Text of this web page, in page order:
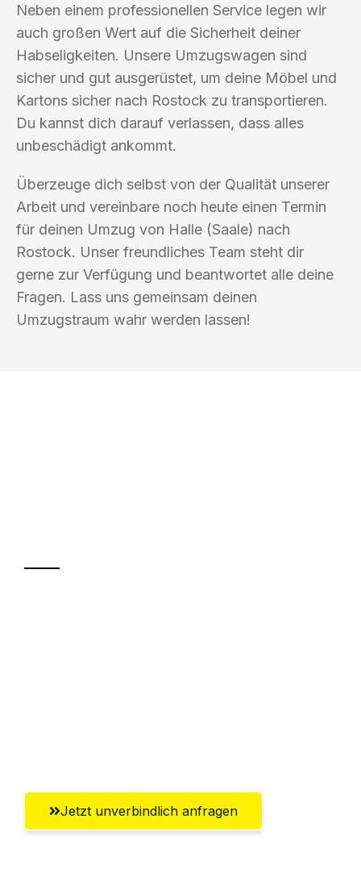
Neben einem professionellen Service legen wir
auch großen Wert auf die Sicherheit deiner
Habseligkeiten. Unsere Umzugswagen sind
sicher und gut ausgerüstet, um deine Möbel und
Kartons sicher nach Rostock zu transportieren.
Du kannst dich darauf verlassen, dass alles
unbeschädigt ankommt.
Überzeuge dich selbst von der Qualität unserer
Arbeit und vereinbare noch heute einen Termin
für deinen Umzug von Halle (Saale) nach
Rostock. Unser freundliches Team steht dir
gerne zur Verfügung und beantwortet alle deine
Fragen. Lass uns gemeinsam deinen
Umzugstraum wahr werden lassen!
Jetzt unverbindlich anfragen